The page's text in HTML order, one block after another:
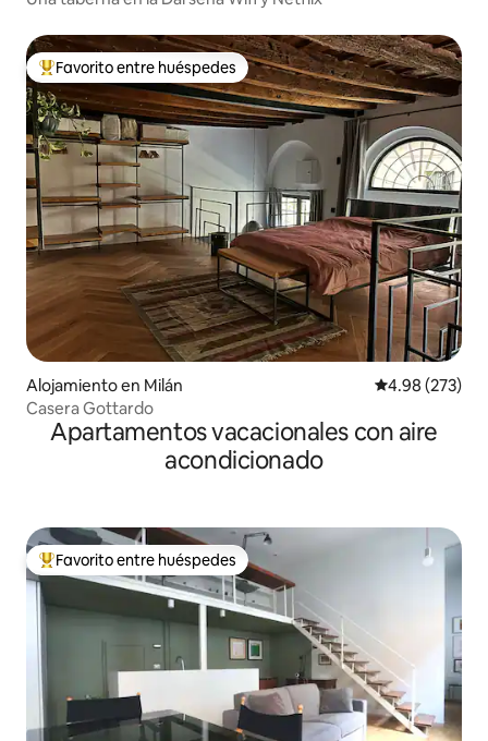
Favorito entre huéspedes preferido
Favorito entre huéspedes
Alojamiento en Milán Calificación
4.98 (273)
Casera Gottardo
Apartamentos vacacionales con aire
acondicionado
Favorito entre huéspedes preferido
Favorito entre huéspedes